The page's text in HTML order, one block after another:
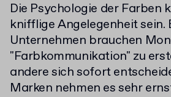
Die Psychologie der Farben
knifflige Angelegenheit sein.
Unternehmen brauchen
"Farbkommunikation" zu
andere sich sofort
Marken nehmen es sehr